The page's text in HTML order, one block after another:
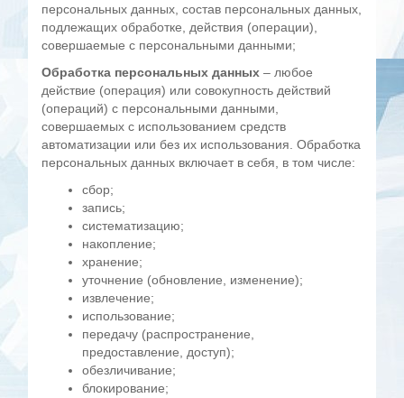
персональных данных, состав персональных данных,
подлежащих обработке, действия (операции),
совершаемые с персональными данными;
Обработка персональных данных – любое
действие (операция) или совокупность действий
(операций) с персональными данными,
совершаемых с использованием средств
автоматизации или без их использования. Обработка
персональных данных включает в себя, в том числе:
сбор;
запись;
систематизацию;
накопление;
хранение;
уточнение (обновление, изменение);
извлечение;
использование;
передачу (распространение,
предоставление, доступ);
обезличивание;
блокирование;